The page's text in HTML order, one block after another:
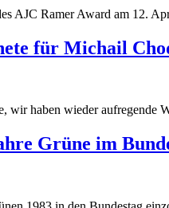
AJC Ramer Award am 12.
für Michail
wir haben wieder aufregende
Grüne im